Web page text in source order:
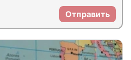
Отправить